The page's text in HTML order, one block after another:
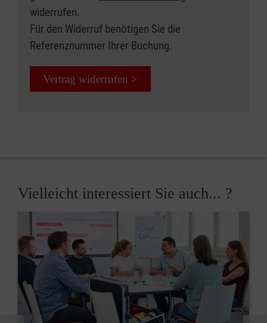
widerrufen.
Für den Widerruf benötigen Sie die
Referenznummer Ihrer Buchung.
Vertrag widerrufen >
Vielleicht interessiert Sie auch... ?